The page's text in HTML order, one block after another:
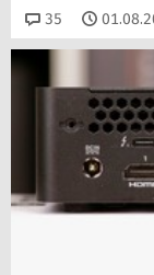
35 Kommentare